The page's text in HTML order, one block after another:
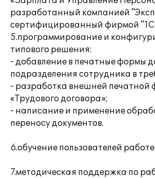
разработанный компанией
сертифицированный фирмой
5.программирование и
типового решения:
- добавление в печатные формы
подразделения сотрудника в
- разработка внешней печатной
«Трудового договора»;
- написание и применение
переносу документов.
6.обучение пользователей
7.методическая поддержка по